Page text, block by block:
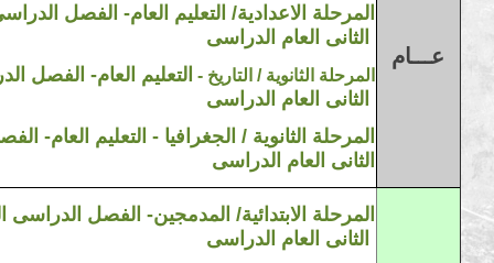
عـــام
2023/2022 المرحلة الاعدادية/ التعليم العام- الفصل
الثانى العام
2023/2022 المرحلة الثانوية / التاريخ - التعليم العام- الفصل
الثانى العام الدراسى
2023/2022 المرحلة الثانوية / الجغرافيا - التعليم العام-
الثانى العام الدراسى
المرحلة الابتدائية/ المدمجين- الفصل الدراسى
الثانى العام الدراسى